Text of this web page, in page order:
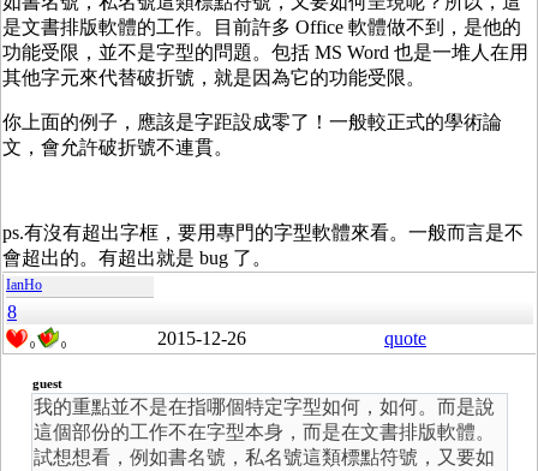
是文書排版軟體的工作。目前許多 Office 軟體做不到，是他的
功能受限，並不是字型的問題。包括 MS Word 也是一堆人在用
其他字元來代替破折號，就是因為它的功能受限。
你上面的例子，應該是字距設成零了！一般較正式的學術論
文，會允許破折號不連貫。
ps.有沒有超出字框，要用專門的字型軟體來看。一般而言是不
會超出的。有超出就是 bug 了。
IanHo
8
0 0 2015-12-26 quote
guest
我的重點並不是在指哪個特定字型如何，如何。而是說
這個部份的工作不在字型本身，而是在文書排版軟體。
試想想看，例如書名號，私名號這類標點符號，又要如